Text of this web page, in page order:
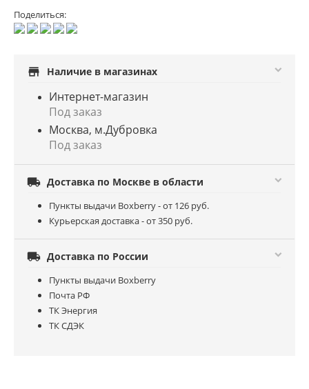
Поделиться:
store Наличие в магазинах
Интернет-магазин
Под заказ
Москва, м.Дубровка
Под заказ
 Доставка по Москве в области
Пункты выдачи Boxberry - от 126 руб.
Курьерская доставка - от 350 руб.
 Доставка по России
Пункты выдачи Boxberry
Почта РФ
ТК Энергия
ТК СДЭК